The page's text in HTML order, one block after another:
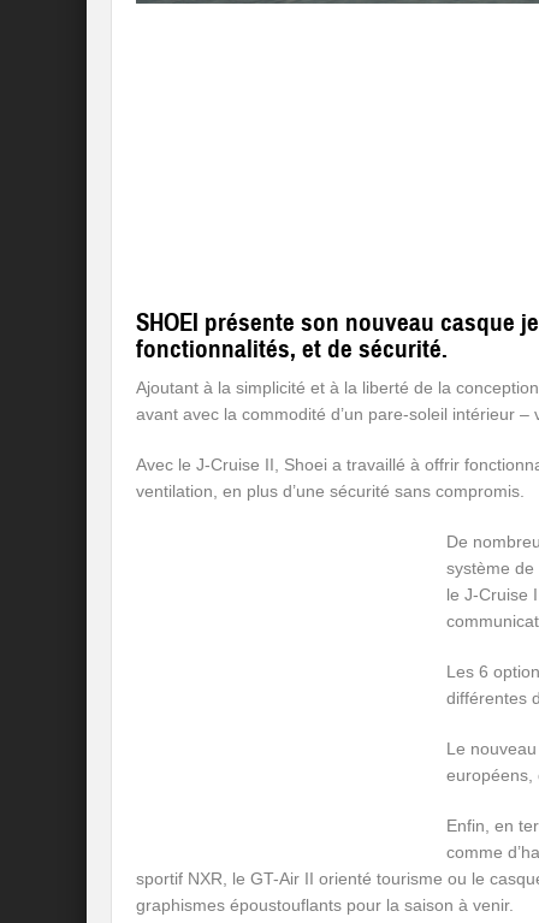
SHOEI présente son nouveau casque
fonctionnalités, et de sécurité.
Ajoutant à la simplicité et à la liberté de la
avant avec la commodité d’un pare-soleil intérieur
Avec le J-Cruise II, Shoei a travaillé à offrir
ventilation, en plus d’une sécurité sans compromis.
De
système
le J-Cruise
Les 6
différentes
Le
européens,
Enfin, en
comme
sportif NXR, le GT-Air II orienté tourisme ou le
graphismes époustouflants pour la saison à venir.